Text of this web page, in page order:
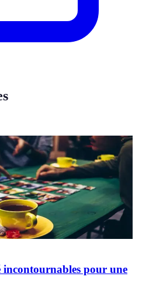
incontournables pour une